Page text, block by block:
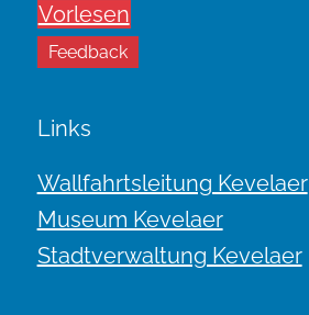
Vorlesen
Feedback
Links
Wallfahrtsleitung Kevelaer
Museum Kevelaer
Stadtverwaltung Kevelaer